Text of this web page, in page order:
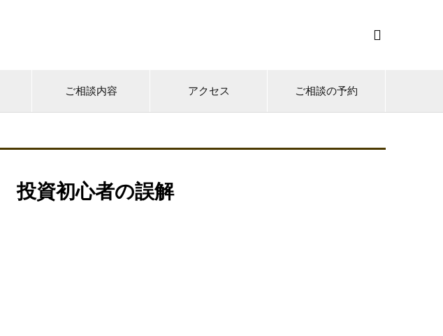

ご相談内容 アクセス ご相談の予約
投資初心者の誤解